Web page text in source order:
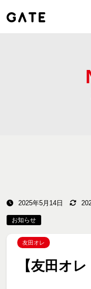
2025年5月14日
お知らせ
友田オレ
【友田オ